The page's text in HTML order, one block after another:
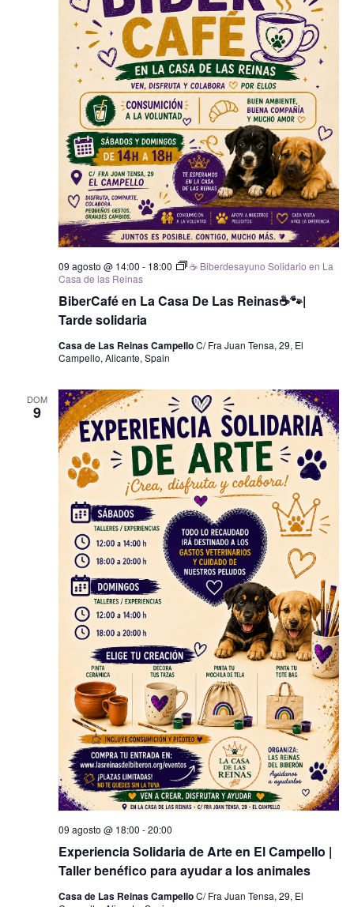
BiberCafé en La Casa De Las Reinas☕🐾|
Tarde solidaria
09 agosto @ 14:00 - 18:00
☕ Biberdesayuno Solidario en La
Casa de las Reinas
Casa de Las Reinas CampelloC/ Fra Juan Tensa, 29, El
Campello, Alicante, Spain
DOM
9
Experiencia Solidaria de Arte en El Campello |
Taller benéfico para ayudar a los animales
09 agosto @ 18:00 -20:00
Casa de Las Reinas CampelloC/ Fra Juan Tensa, 29, El